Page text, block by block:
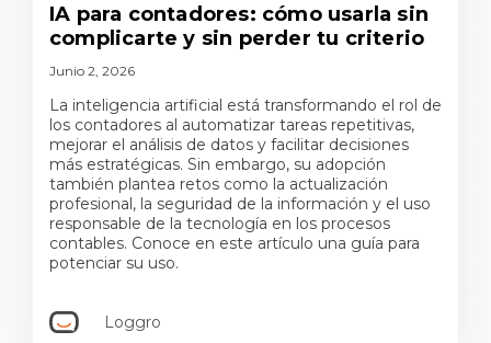
IA para contadores: cómo usarla sin
complicarte y sin perder tu criterio
Junio 2, 2026
La inteligencia artificial está transformando el rol de
los contadores al automatizar tareas repetitivas,
mejorar el análisis de datos y facilitar decisiones
más estratégicas. Sin embargo, su adopción
también plantea retos como la actualización
profesional, la seguridad de la información y el uso
responsable de la tecnología en los procesos
contables. Conoce en este artículo una guía para
potenciar su uso.
Loggro